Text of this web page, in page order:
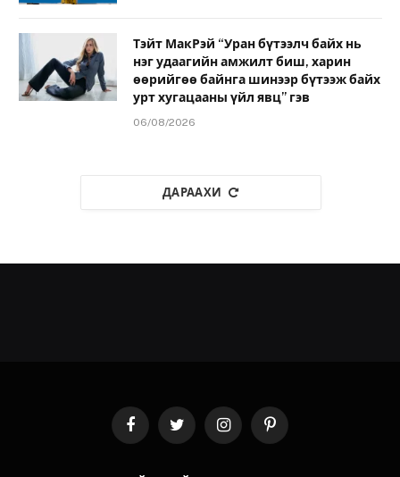
Тэйт МакРэй “Уран бүтээлч байх нь
нэг удаагийн амжилт биш, харин
өөрийгөө байнга шинээр бүтээж байх
урт хугацааны үйл явц” гэв
06/08/2026
ДАРААХИ
FacebookTwitter InstagramPinterest